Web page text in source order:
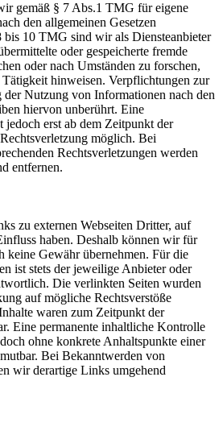
gemäß § 7 Abs.1 TMG für eigene
den allgemeinen Gesetzen
10 TMG sind wir als Diensteanbieter
oder gespeicherte fremde
oder nach Umständen zu forschen,
hinweisen. Verpflichtungen zur
der Nutzung von Informationen nach den
hiervon unberührt. Eine
jedoch erst ab dem Zeitpunkt der
möglich. Bei
Rechtsverletzungen werden
entfernen.
zu externen Webseiten Dritter, auf
haben. Deshalb können wir für
keine Gewähr übernehmen. Für die
ist stets der jeweilige Anbieter oder
Die verlinkten Seiten wurden
auf mögliche Rechtsverstöße
waren zum Zeitpunkt der
Eine permanente inhaltliche Kontrolle
ohne konkrete Anhaltspunkte einer
Bei Bekanntwerden von
wir derartige Links umgehend